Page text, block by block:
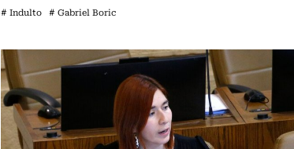
# Indulto # Gabriel Boric